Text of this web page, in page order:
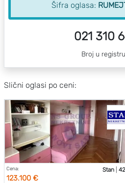
Šifra oglasa:
021 310
Broj u
Slični oglasi po ceni:
Cena:
123.100 €
Stan